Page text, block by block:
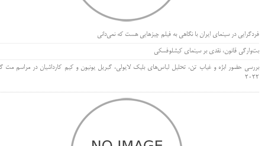
فردگرایی در سینمای ایران با نگاهی به فیلم چیزهایی هست که نمی‌دانی
بت‌وارگی قانون، نقدی بر سینمای کیشلوفسکی
بررسی حضور ابژه و غیاب تن، تحلیل لباس‌های بلیک لایولی، گبریل یونیون و کیم کارداشیان در مراسم مت
۲۰۲۲